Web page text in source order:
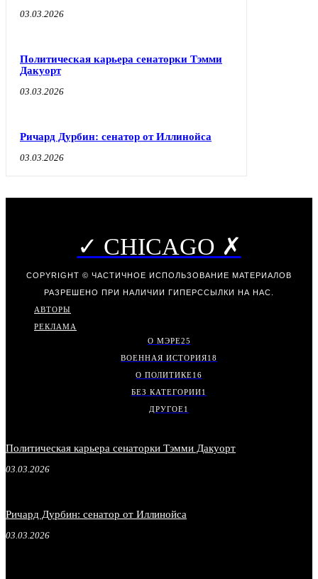
03.03.2026
Политическая карьера сенаторки Тэмми
Дакуорт
03.03.2026
Ричард Дурбин: сенатор от Иллинойса
03.03.2026
✓ CHICAGO ✗
COPYRIGHT © ЧАСТИЧНОЕ ИСПОЛЬЗОВАНИЕ МАТЕРИАЛОВ
РАЗРЕШЕНО ПРИ НАЛИЧИИ ГИПЕРССЫЛКИ НА НАС.
АВТОРЫ
РЕКЛАМА
О МЭРЕ25
ВОЕННАЯ ИСТОРИЯ18
О ПОЛИТИКЕ16
БЕЗ КАТЕГОРИИ1
ДРУГОЕ1
Политическая карьера сенаторки Тэмми Дакуорт
03.03.2026
Ричард Дурбин: сенатор от Иллинойса
03.03.2026